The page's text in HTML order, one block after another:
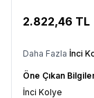
2.822,46 TL
Daha Fazla İnci
Öne Çıkan
İnci Kolye